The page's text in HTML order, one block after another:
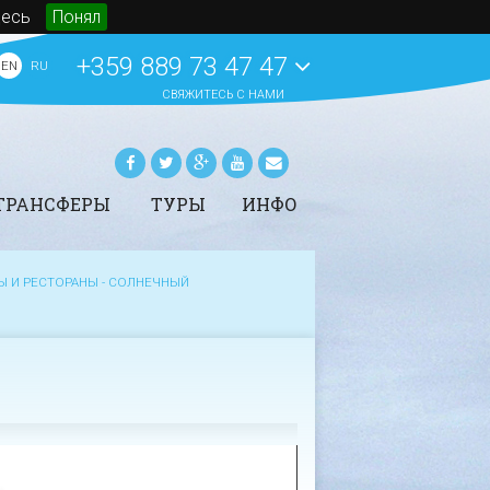
Понял
трансферов в
ТУРЫ
Яхтинг в Болгарии
ИНФО
O BeachBulgaria.ru
EN RU +359 889 73 47 47
СВЯЖИТЕСЬ С НАМИ
И РЕСТОРАНЫ - СОЛНЕЧНЫЙ